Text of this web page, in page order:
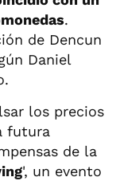
.
de Dencun
Daniel
los precios
futura
de la
', un evento